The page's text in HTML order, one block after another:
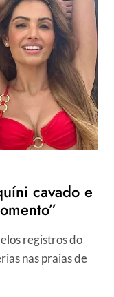
cavado e
registros do
nas praias de